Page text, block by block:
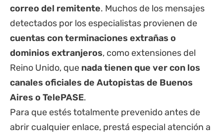
correo del remitente. Muchos de los mensajes
detectados por los especialistas provienen de
cuentas con terminaciones extrañas o
dominios extranjeros, como extensiones del
Reino Unido, que nada tienen que ver con los
canales oficiales de Autopistas de Buenos
Aires o TelePASE.
Para que estés totalmente prevenido antes de
abrir cualquier enlace, prestá especial atención a